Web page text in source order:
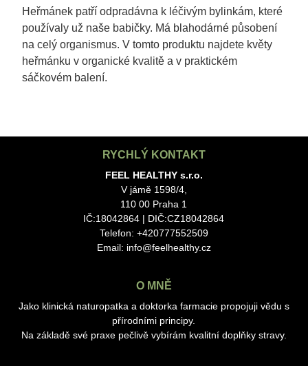
Heřmánek patří odpradávna k léčivým bylinkám, které
používaly už naše babičky. Má blahodárné působení
na celý organismus. V tomto produktu najdete květy
heřmánku v organické kvalitě a v praktickém
sáčkovém balení.
RYCHLÝ KONTAKT
FEEL HEALTHY s.r.o.
V jámě 1598/4,
110 00 Praha 1
IČ:18042864 | DIČ:CZ18042864
Telefon: +420777552509
Email: info@feelhealthy.cz
O MNĚ
Jako klinická naturopatka a doktorka farmacie propojuji vědu s
přírodními principy.
Na základě své praxe pečlivě vybírám kvalitní doplňky stravy.